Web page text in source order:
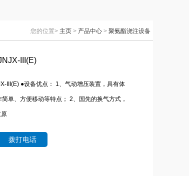
您的位置> 主页 > 产品中心 > 聚氨酯浇注设备
III(E)
III(E) ●设备优点： 1、气动增压装置，具有体
单、方便移动等特点； 2、国先的换气方式，
拨打电话